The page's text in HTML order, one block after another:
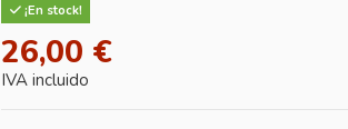
¡En stock!
26,00 €
IVA incluido